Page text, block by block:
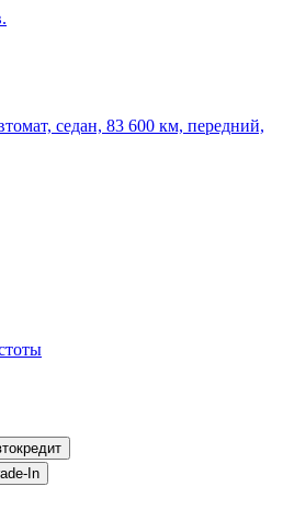
седан, 83 600 км, передний,
In